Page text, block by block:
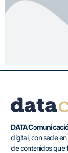
DATA
digital, con sede en
de contenidos que